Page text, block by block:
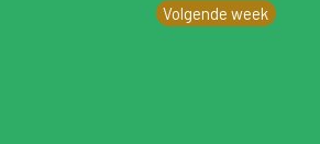
Volgende week